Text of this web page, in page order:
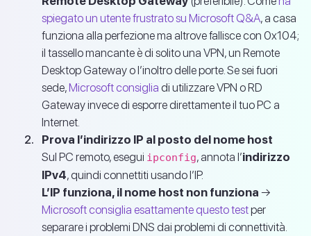
spiegato un utente frustrato su Microsoft Q&A, a casa
funziona alla perfezione ma altrove fallisce con 0x104;
il tassello mancante è di solito una VPN, un Remote
Desktop Gateway o l’inoltro delle porte. Se sei fuori
sede,Microsoft consiglia di utilizzare VPN o RD
Gateway invece di esporre direttamente il tuo PC a
Internet.
Prova l’indirizzo IP al posto del nome host
Sul PC remoto, esegui ipconfig, annota l’indirizzo
IPv4, quindi connettiti usando l’IP.
L’IP funziona, il nome host non funziona →
Microsoft consiglia esattamente questo testper
separare i problemi DNS dai problemi di connettività.